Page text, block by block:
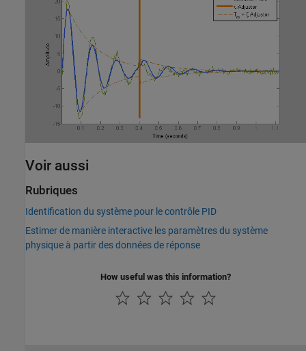
Voir aussi
Rubriques
Identification du système pour le contrôle PID
Estimer de manière interactive les paramètres du système
physique à partir des données de réponse
How useful was this information?